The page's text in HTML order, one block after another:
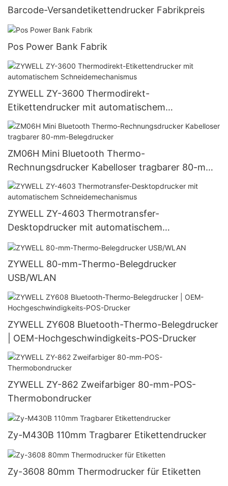
Barcode-Versandetikettendrucker Fabrikpreis
Pos Power Bank Fabrik
ZYWELL ZY-3600 Thermodirekt-
Etikettendrucker mit automatischem
Schneidemechanismus
ZM06H Mini Bluetooth Thermo-
Rechnungsdrucker Kabelloser tragbarer 80-mm-
Belegdrucker
ZYWELL ZY-4603 Thermotransfer-
Desktopdrucker mit automatischem
Schneidemechanismus
ZYWELL 80-mm-Thermo-Belegdrucker
USB/WLAN
ZYWELL ZY608 Bluetooth-Thermo-Belegdrucker
| OEM-Hochgeschwindigkeits-POS-Drucker
ZYWELL ZY-862 Zweifarbiger 80-mm-POS-
Thermobondrucker
Zy-M430B 110mm Tragbarer Etikettendrucker
Zy-3608 80mm Thermodrucker für Etiketten